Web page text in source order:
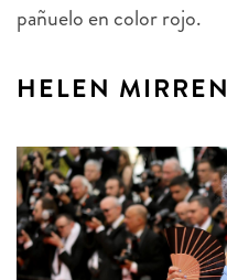
pañuelo en color rojo.
HELEN MIRREN